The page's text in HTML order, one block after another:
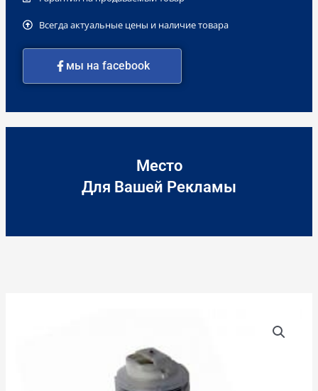
Всегда актуальные цены и наличие товара
мы на facebook
Место
Для Вашей Рекламы